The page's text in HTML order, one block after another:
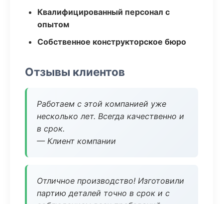
Квалифицированный персонал с
опытом
Собственное конструкторское бюро
Отзывы клиентов
Работаем с этой компанией уже
несколько лет. Всегда качественно и
в срок.
— Клиент компании
Отличное производство! Изготовили
партию деталей точно в срок и с